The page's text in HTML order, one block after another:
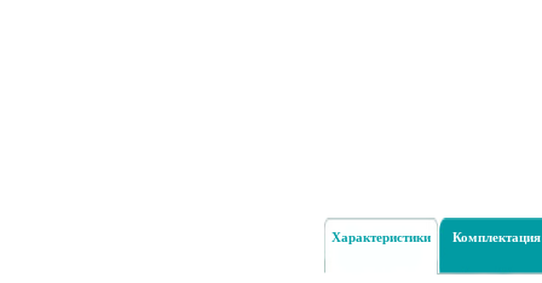
Характеристики Комплектация